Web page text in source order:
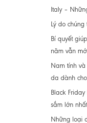
Italy –
Lý do
Bí quyết
năm vẫn
Nam tính
da dành
Black
sắm lớn
Những loại